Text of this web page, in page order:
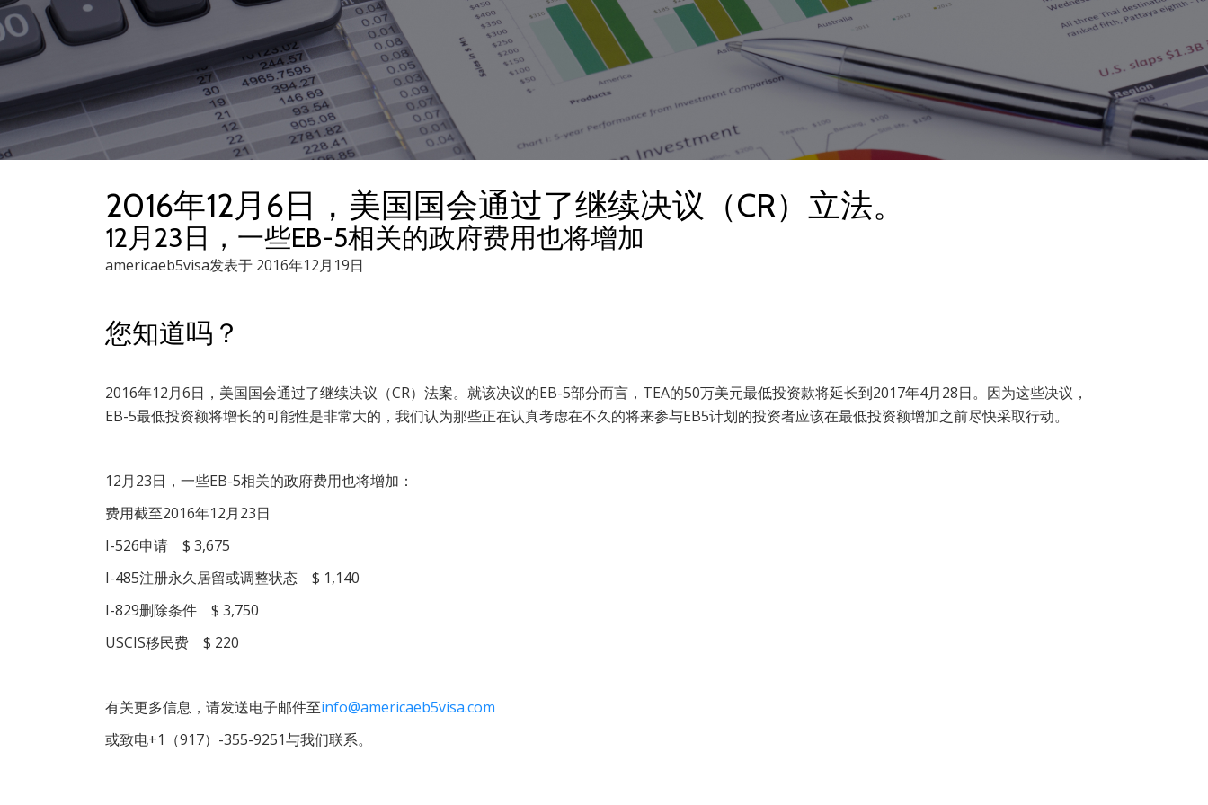
2016年12月6日，美国国会通过了继续决议（CR）立法。
12月23日，一些EB-5相关的政府费用也将增加
americaeb5visa发表于 2016年12月19日
您知道吗？
2016年12月6日，美国国会通过了继续决议（CR）法案。就该决议的EB-5部分而言，TEA的50万美元最低投资款将延长到2017年4月28日。因为这些决议，
EB-5最低投资额将增长的可能性是非常大的，我们认为那些正在认真考虑在不久的将来参与EB5计划的投资者应该在最低投资额增加之前尽快采取行动。
12月23日，一些EB-5相关的政府费用也将增加：
费用截至2016年12月23日
I-526申请 $ 3,675
I-485注册永久居留或调整状态 $ 1,140
I-829删除条件 $ 3,750
USCIS移民费 $ 220
有关更多信息，请发送电子邮件至info@americaeb5visa.com
或致电+1（917）-355-9251与我们联系。